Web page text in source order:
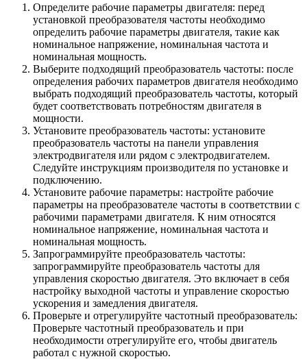
Определите рабочие параметры двигателя: перед
установкой преобразователя частоты необходимо
определить рабочие параметры двигателя, такие как
номинальное напряжение, номинальная частота и
номинальная мощность.
Выберите подходящий преобразователь частоты: после
определения рабочих параметров двигателя необходимо
выбрать подходящий преобразователь частоты, который
будет соответствовать потребностям двигателя в
мощности.
Установите преобразователь частоты: установите
преобразователь частоты на панели управления
электродвигателя или рядом с электродвигателем.
Следуйте инструкциям производителя по установке и
подключению.
Установите рабочие параметры: настройте рабочие
параметры на преобразователе частоты в соответствии с
рабочими параметрами двигателя. К ним относятся
номинальное напряжение, номинальная частота и
номинальная мощность.
Запрограммируйте преобразователь частоты:
запрограммируйте преобразователь частоты для
управления скоростью двигателя. Это включает в себя
настройку выходной частоты и управление скоростью
ускорения и замедления двигателя.
Проверьте и отрегулируйте частотный преобразователь:
Проверьте частотный преобразователь и при
необходимости отрегулируйте его, чтобы двигатель
работал с нужной скоростью.